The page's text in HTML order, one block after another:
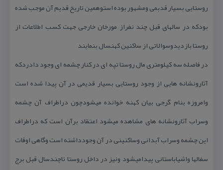
روستایی بسیار قدبمی ومشهور بوده استوهمین تاریخ قدیم آن موجب شده
بودكه در سالهای قبل چند نفراز مورخان خارجی جهت كسب اطلاعات از
روستا بازدیدوسوالاتی از ساكنین كهنسال بنمایند
در فاصله سه كیلومتری مال روستا تپه ای در كنار چشمه ای وجود دادردكه
آثارونشانه هایی از وجود روستایی بسیار قدیمی در آن پیدا شده است
وامروزه بنام گرجی بیان كهنه خوانده میشودچون دراطراف آن چشمه
وسراب آثارونشانه های مشاهده میشود اعتقاد برآن است كه دراطراف
این چشمه وسراب آبدانی وساكنینی در آن وجودداشته است وگاهی اوقات
سفالها واشیاباستانی پیدامیشود ونیز در داخل روستا تاچندسال قبل برج